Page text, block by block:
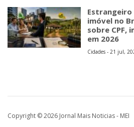
imóvel no
sobre CPF,
em 2026
Cidades - 21 jul,
Copyright © 2026 Jornal Mais Noticias - MEI